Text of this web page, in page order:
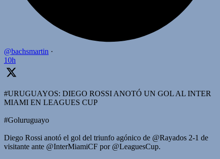
@bachsmartin ·
10h
#URUGUAYOS: DIEGO ROSSI ANOTÓ UN GOL AL INTER
MIAMI EN LEAGUES CUP
#Goluruguayo
Diego Rossi anotó el gol del triunfo agónico de @Rayados 2-1 de
visitante ante @InterMiamiCF por @LeaguesCup.